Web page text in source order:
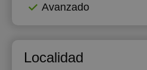
Avanzado
Localidad